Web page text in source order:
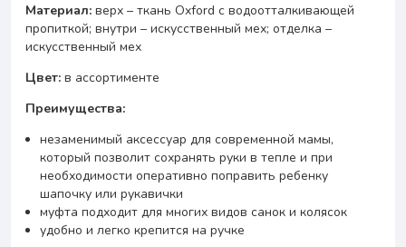
Материал: верх – ткань Oxford с водоотталкивающей
пропиткой; внутри – искусственный мех; отделка –
искусственный мех
Цвет: в ассортименте
Преимущества:
незаменимый аксессуар для современной мамы,
который позволит сохранять руки в тепле и при
необходимости оперативно поправить ребенку
шапочку или рукавички
муфта подходит для многих видов санок и колясок
удобно и легко крепится на ручке